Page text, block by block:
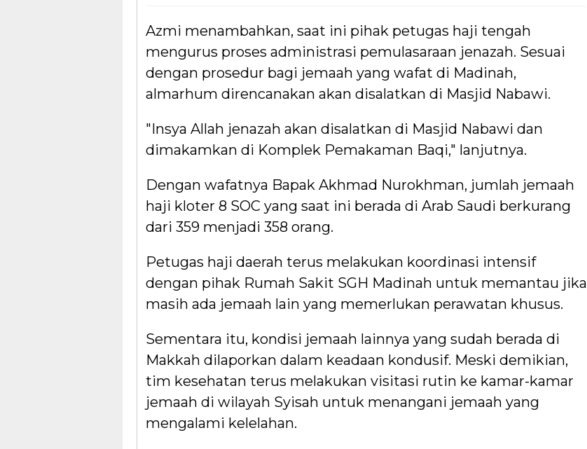
Azmi menambahkan, saat ini pihak petugas haji tengah
mengurus proses administrasi pemulasaraan jenazah. Sesuai
dengan prosedur bagi jemaah yang wafat di Madinah,
almarhum direncanakan akan disalatkan di Masjid Nabawi.
"Insya Allah jenazah akan disalatkan di Masjid Nabawi dan
dimakamkan di Komplek Pemakaman Baqi," lanjutnya.
Dengan wafatnya Bapak Akhmad Nurokhman, jumlah jemaah
haji kloter 8 SOC yang saat ini berada di Arab Saudi berkurang
dari 359 menjadi 358 orang.
Petugas haji daerah terus melakukan koordinasi intensif
dengan pihak Rumah Sakit SGH Madinah untuk memantau jika
masih ada jemaah lain yang memerlukan perawatan khusus.
Sementara itu, kondisi jemaah lainnya yang sudah berada di
Makkah dilaporkan dalam keadaan kondusif. Meski demikian,
tim kesehatan terus melakukan visitasi rutin ke kamar-kamar
jemaah di wilayah Syisah untuk menangani jemaah yang
mengalami kelelahan.